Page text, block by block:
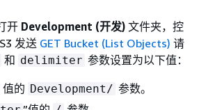
开 Development (开发) 文件夹，控
发送 GET Bucket (List Objects) 请
和 delimiter 参数设置为以下值：
值的 Development/ 参数。